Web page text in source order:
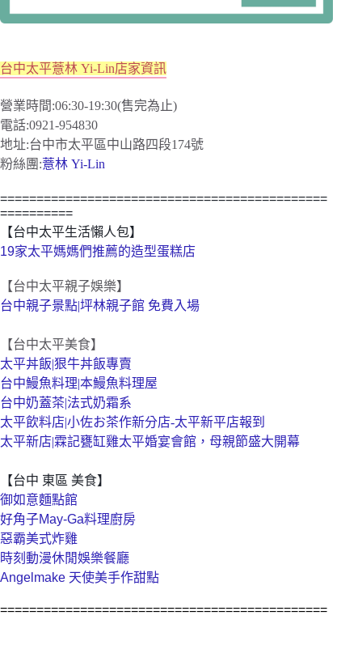
台中太平薏林 Yi-Lin店家資訊
營業時間:06:30-19:30(售完為止)
電話:0921-954830
地址:台中市太平區中山路四段174號
粉絲團:薏林 Yi-Lin
=============================================
==========
【台中太平生活懶人包】
19家太平媽媽們推薦的造型蛋糕店
【台中太平親子娛樂】
台中親子景點|坪林親子館 免費入場
【台中太平美食】
太平丼飯|狠牛丼飯專賣
台中鰻魚料理|本鰻魚料理屋
台中奶蓋茶|法式奶霜系
太平飲料店|小佐お茶作新分店-太平新平店報到
太平新店|霖記甕缸雞太平婚宴會館，母親節盛大開幕
【台中 東區 美食】
御如意麵點館
好角子May-Ga料理廚房
惡霸美式炸雞
時刻動漫休閒娛樂餐廳
Angelmake 天使美手作甜點
=============================================